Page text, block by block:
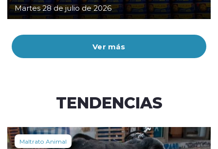
Ver más
Martes 28 de julio de 2026
TENDENCIAS
Maltrato Animal